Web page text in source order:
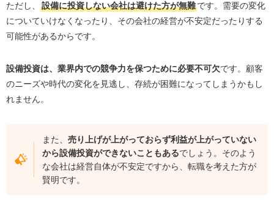
ただし、 設備に投資しない会社は避けた方が無難です。需要の変化
についていけなくなったり、その会社の経営が不安定だったりする
可能性があるからです。
設備投資は、業界内での競争力を保つために必要不可欠です。顧客
のニーズや時代の変化を見逃し、存続が困難になってしまうかもし
れません。
また、売り上げが上がっておらず利益が上がっていない
から設備投資ができないこともあるでしょう。そのよう
な会社は経営自体が不安定ですから、転職を考えた方が
賢明です。